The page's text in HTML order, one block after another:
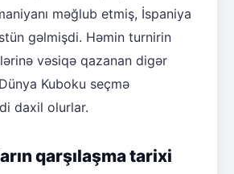
məğlub etmiş, İspaniya
gəlmişdi. Həmin turnirin
vəsiqə qazanan digər
Kuboku seçmə
daxil olurlar.
qarşılaşma tarixi